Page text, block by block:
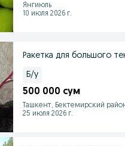
Янгиюль
10 июля 2026 г.
Ракетка для большого
Б/у
500 000 сум
Ташкент, Бектемирский
25 июля 2026 г.